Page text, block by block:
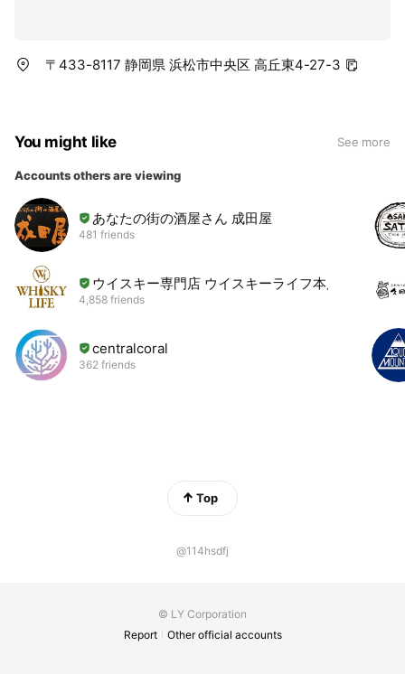
〒433-8117 静岡県 浜松市中央区 高丘東4-27-3
You might like See more
Accounts others are viewing
あなたの街の酒屋さん 成田屋
481 friends
ウイスキー専門店 ウイスキーライフ本店
4,858 friends
centralcoral
362 friends
Top
@114hsdfj
© LY Corporation
Report
Other official accounts